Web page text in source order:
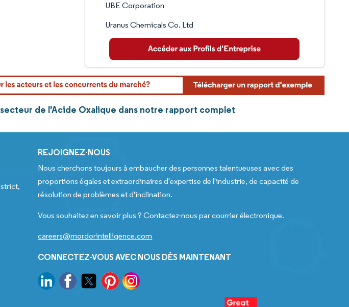
UBE Corporation
Uranus Chemicals Co. Ltd
de l'Acide Oxalique dans notre rapport complet
REJOIGNEZ-NOUS
Nous cherchons toujours à embaucher des personnes talentueuses avec des
proportions égales et extraordinaires d'expertise de l'industrie, de capacité de
résolution de problèmes et d'inclination.
Vous souhaitez en savoir plus ? Contactez-nous par courrier électronique.
careers@mordorintelligence.com
CONNECTEZ-VOUS AVEC NOUS DÈS MAINTENANT